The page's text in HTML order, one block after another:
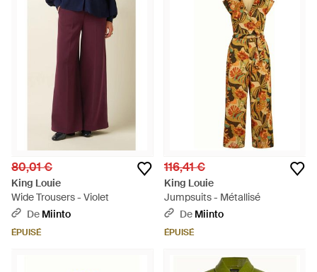
80,01 €
King Louie
Wide Trousers - Violet
De Miinto
ÉPUISÉ
116,41 €
King Louie
Jumpsuits - Métallisé
De Miinto
ÉPUISÉ